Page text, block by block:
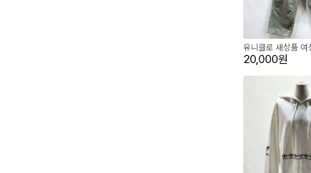
유니클로 새상품 여
20,000원